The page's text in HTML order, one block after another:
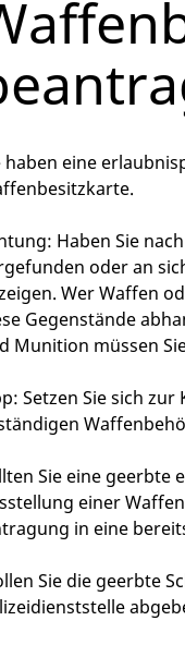
haben eine
Haben Sie
oder an
Wer Waffen
Gegenstände
Munition müssen
Setzen Sie sich
Sie eine geerbte
einer
in eine
Sie die geerbte